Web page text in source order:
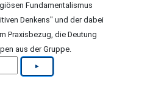
Fundamentalismus
Denkens" und der dabei
Praxisbezug, die Deutung
aus der Gruppe.